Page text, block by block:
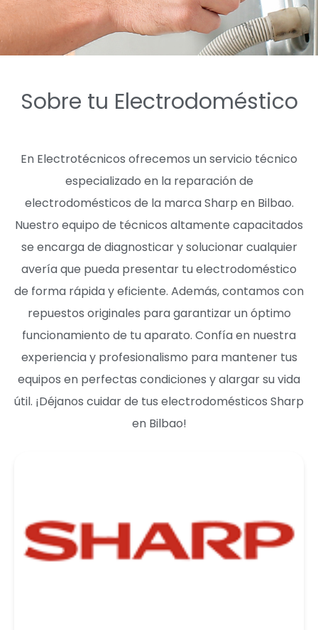
Sobre tu Electrodoméstico
En Electrotécnicos ofrecemos un servicio técnico
especializado en la reparación de
electrodomésticos de la marca Sharp en Bilbao.
Nuestro equipo de técnicos altamente capacitados
se encarga de diagnosticar y solucionar cualquier
avería que pueda presentar tu electrodoméstico
de forma rápida y eficiente. Además, contamos con
repuestos originales para garantizar un óptimo
funcionamiento de tu aparato. Confía en nuestra
experiencia y profesionalismo para mantener tus
equipos en perfectas condiciones y alargar su vida
útil. ¡Déjanos cuidar de tus electrodomésticos Sharp
en Bilbao!